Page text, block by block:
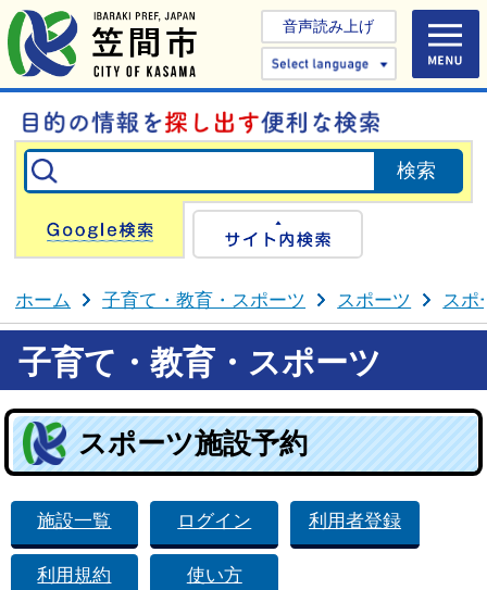
音声読み上げ
Select
Google検索
ホーム 子育て・教育・スポーツ スポーツ スポ
子育て・教育・スポーツ
スポーツ施設予約
施設一覧 ログイン 利用者登録
利用規約 使い方